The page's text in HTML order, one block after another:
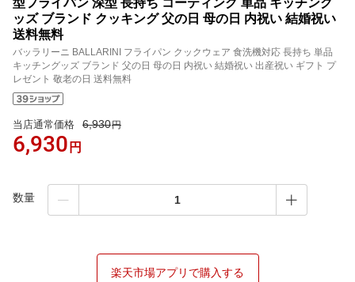
型フライパン 深型 長持ち コーティング 単品 キッチング
ッズ ブランド クッキング 父の日 母の日 内祝い 結婚祝い
送料無料
バッラリーニ BALLARINI フライパン クックウェア 食洗機対応 長持ち 単品
キッチングッズ ブランド 父の日 母の日 内祝い 結婚祝い 出産祝い ギフト プ
レゼント 敬老の日 送料無料
当店通常価格 6,930円
6,930 円
数量
楽天市場アプリで購入する